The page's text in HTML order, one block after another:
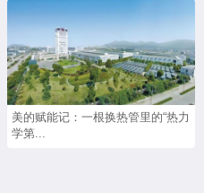
美的赋能记：一根换热管里的“热力
学第...